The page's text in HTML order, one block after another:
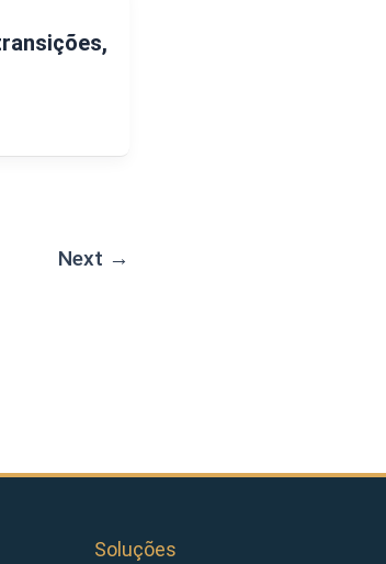
Next →
Soluções